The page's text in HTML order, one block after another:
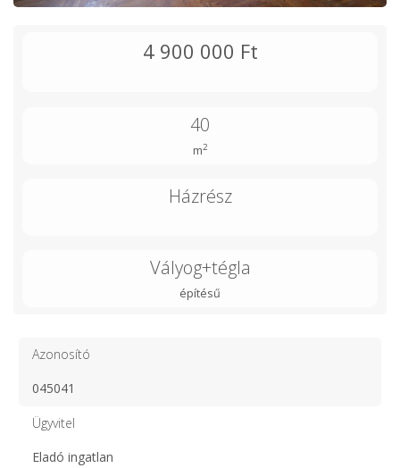
4 900 000 Ft
40
m2
Házrész
Vályog+tégla
építésű
Azonosító
045041
Ügyvitel
Eladó ingatlan